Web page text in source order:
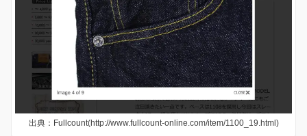
出典：Fullcount(http://www.fullcount-online.com/item/1100_19.html)